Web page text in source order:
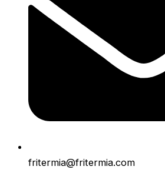
fritermia@fritermia.com